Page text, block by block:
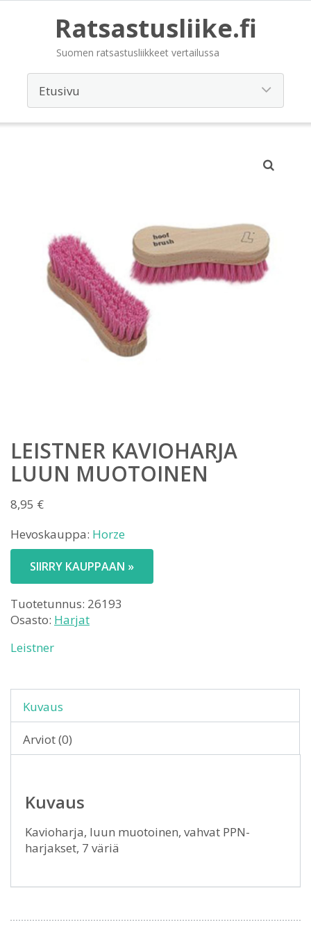
Ratsastusliike.fi
Suomen ratsastusliikkeet vertailussa
LEISTNER KAVIOHARJA
LUUN MUOTOINEN
8,95 €
Hevoskauppa: Horze
SIIRRY KAUPPAAN »
Tuotetunnus: 26193
Osasto: Harjat
Leistner
Kuvaus
Arviot (0)
Kuvaus
Kavioharja, luun muotoinen, vahvat PPN-
harjakset, 7 väriä